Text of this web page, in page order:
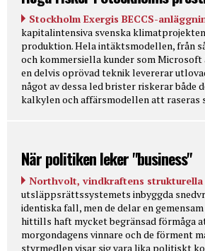
Stockholm Exergis BECCS-
kapitalintensiva svenska
produktion. Hela intäktsmodellen, från
och kommersiella kunder som
en delvis oprövad teknik levererar
något av dessa led brister riskerar både
kalkylen och affärsmodellen att raseras
När politiken leker "business"
Northvolt, vindkraftens strukturella
utsläppsrättssystemets inbyggda
identiska fall, men de delar en
hittills haft mycket begränsad förmåga
morgondagens vinnare och de förment
styrmedlen visar sig vara lika politiskt